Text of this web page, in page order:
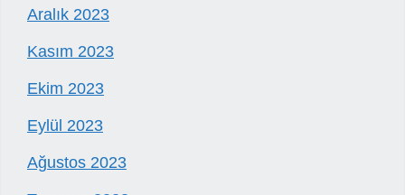
Aralık 2023
Kasım 2023
Ekim 2023
Eylül 2023
Ağustos 2023